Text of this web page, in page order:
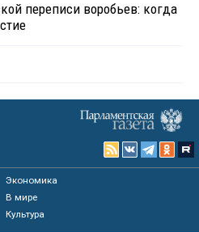
переписи воробьев: когда
Экономика
В мире
Культура